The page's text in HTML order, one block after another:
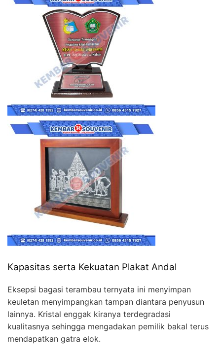
Kapasitas serta Kekuatan Plakat Andal
Eksepsi bagasi terambau ternyata ini menyimpan
keuletan menyimpangkan tampan diantara penyusun
lainnya. Kristal enggak kiranya terdegradasi
kualitasnya sehingga mengadakan pemilik bakal terus
mendapatkan gatra elok.